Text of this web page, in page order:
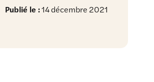
Publié le :14 décembre 2021